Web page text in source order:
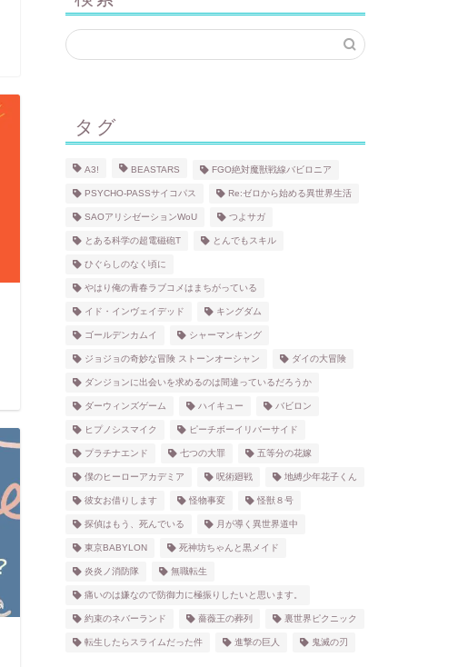
タグ
A3! BEASTARS FGO絶対魔獣戦線バビロニア
PSYCHO-PASSサイコパス Re:ゼロから始める異世界生活
SAOアリシゼーションWoU つよサガ
とある科学の超電磁砲T とんでもスキル
ひぐらしのなく頃に
やはり俺の青春ラブコメはまちがっている
イド・インヴェイデッド キングダム
ゴールデンカムイ シャーマンキング
ジョジョの奇妙な冒険 ストーンオーシャン ダイの大冒険
ダンジョンに出会いを求めるのは間違っているだろうか
ダーウィンズゲーム ハイキュー バビロン
ヒプノシスマイク ピーチボーイリバーサイド
プラチナエンド 七つの大罪 五等分の花嫁
僕のヒーローアカデミア 呪術廻戦 地縛少年花子くん
彼女お借りします 怪物事変 怪獣８号
探偵はもう、死んでいる 月が導く異世界道中
東京BABYLON 死神坊ちゃんと黒メイド
炎炎ノ消防隊 無職転生
痛いのは嫌なので防御力に極振りしたいと思います。
約束のネバーランド 薔薇王の葬列 裏世界ピクニック
転生したらスライムだった件 進撃の巨人 鬼滅の刃